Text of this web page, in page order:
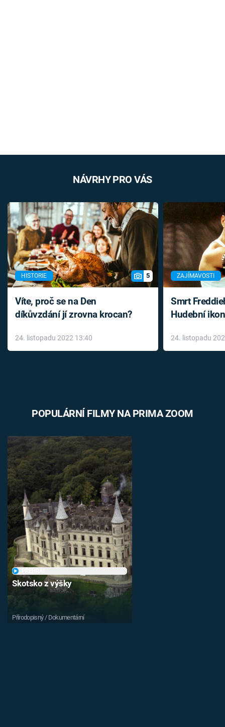
NÁVRHY PRO VÁS
HISTORIE 5
Víte, proč se na Den
díkůvzdání jí zrovna krocan?
24. listopadu 2022 13:40
ZAJÍMAVOSTI
Smrt
Hudební
léky
24. listopadu
POPULÁRNÍ FILMY NA PRIMA ZOOM
Skotsko z výšky
Přírodopisný / Dokumentární